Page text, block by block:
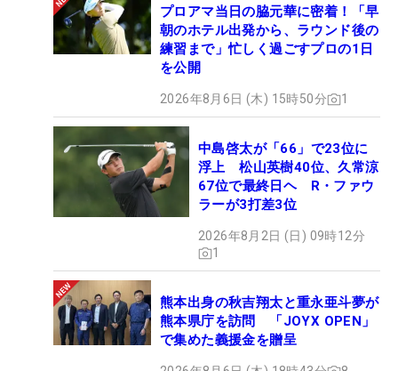
プロアマ当日の脇元華に密着！「早
朝のホテル出発から、ラウンド後の
練習まで」忙しく過ごすプロの1日
を公開
2026年8月6日 (木) 15時50分 1
中島啓太が「66」で23位に
浮上 松山英樹40位、久常涼
67位で最終日ヘ R・ファウ
ラーが3打差3位
2026年8月2日 (日) 09時12分
1
熊本出身の秋吉翔太と重永亜斗夢が
熊本県庁を訪問 「JOYX OPEN」
で集めた義援金を贈呈